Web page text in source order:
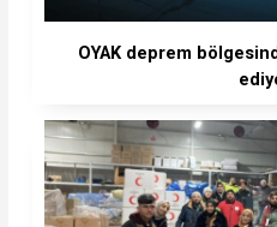
OYAK deprem